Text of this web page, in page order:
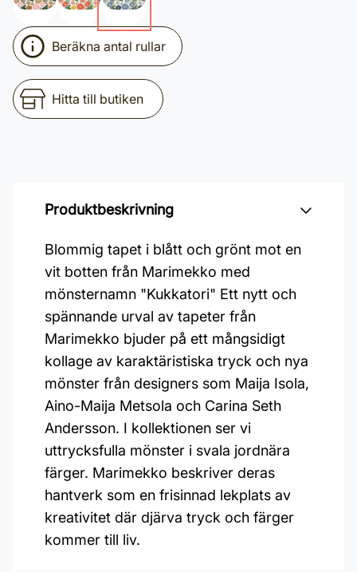
Beräkna antal rullar
Hitta till butiken
Produktbeskrivning
Blommig tapet i blått och grönt mot en
vit botten från Marimekko med
mönsternamn "Kukkatori" Ett nytt och
spännande urval av tapeter från
Marimekko bjuder på ett mångsidigt
kollage av karaktäristiska tryck och nya
mönster från designers som Maija Isola,
Aino-Maija Metsola och Carina Seth
Andersson. I kollektionen ser vi
uttrycksfulla mönster i svala jordnära
färger. Marimekko beskriver deras
hantverk som en frisinnad lekplats av
kreativitet där djärva tryck och färger
kommer till liv.